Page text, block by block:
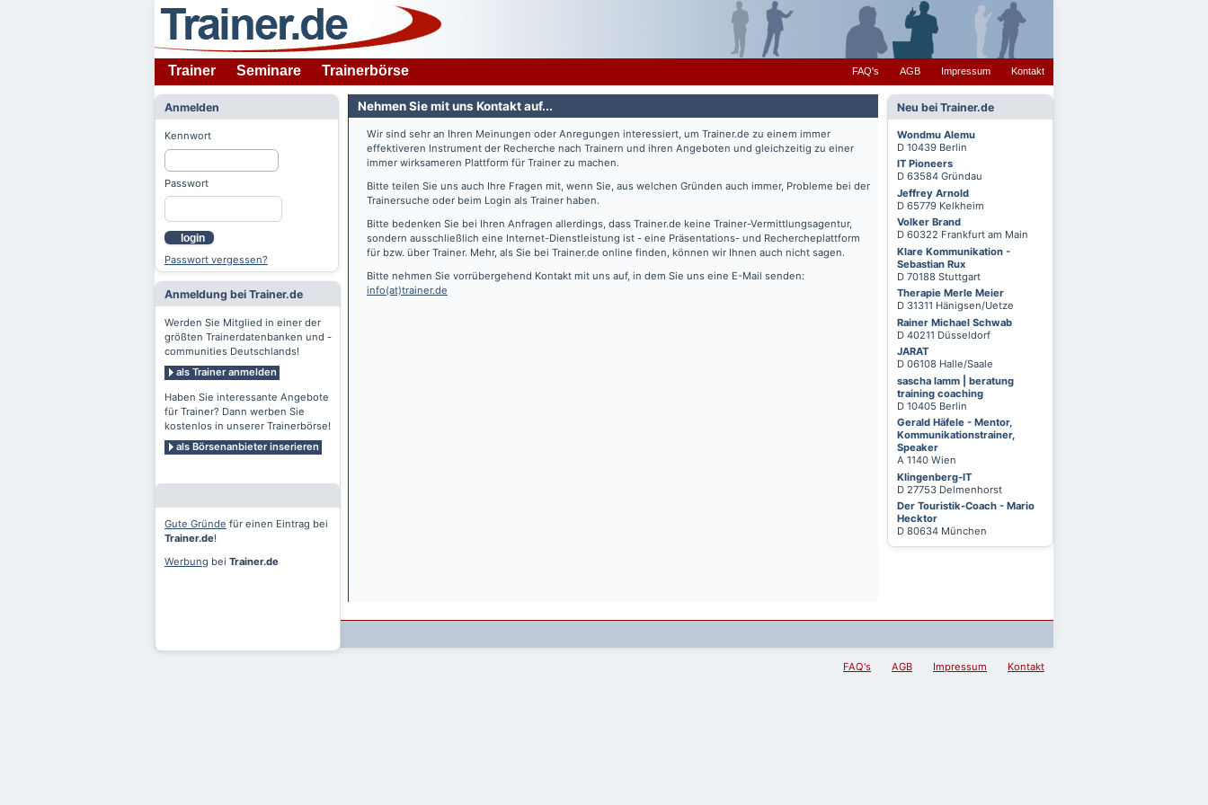
Trainer Seminare Trainerbörse FAQ's AGB Impressum Kontakt
Anmelden
Kennwort
Passwort
login
Passwort vergessen?
Anmeldung bei Trainer.de
Werden Sie Mitglied in einer der
größten Trainerdatenbanken und -
communities Deutschlands!
als Trainer anmelden
Haben Sie interessante Angebote
für Trainer? Dann werben Sie
kostenlos in unserer Trainerbörse!
als Börsenanbieter inserieren
Gute Gründe für einen Eintrag bei
Trainer.de!
Werbung bei Trainer.de
Neu bei Trainer.de
Wondmu Alemu
D 10439 Berlin
IT Pioneers
D 63584 Gründau
Jeffrey Arnold
D 65779 Kelkheim
Volker Brand
D 60322 Frankfurt am Main
Klare Kommunikation -
Sebastian Rux
D 70188 Stuttgart
Therapie Merle Meier
D 31311 Hänigsen/Uetze
Rainer Michael Schwab
D 40211 Düsseldorf
JARAT
D 06108 Halle/Saale
sascha lamm | beratung
training coaching
D 10405 Berlin
Gerald Häfele - Mentor,
Kommunikationstrainer,
Speaker
A 1140 Wien
Klingenberg-IT
D 27753 Delmenhorst
Der Touristik-Coach - Mario
Hecktor
D 80634 München
Nehmen Sie mit uns Kontakt auf...
Wir sind sehr an Ihren Meinungen oder Anregungen interessiert, um Trainer.de zu einem immer
effektiveren Instrument der Recherche nach Trainern und ihren Angeboten und gleichzeitig zu einer
immer wirksameren Plattform für Trainer zu machen.
Bitte teilen Sie uns auch Ihre Fragen mit, wenn Sie, aus welchen Gründen auch immer, Probleme bei der
Trainersuche oder beim Login als Trainer haben.
Bitte bedenken Sie bei Ihren Anfragen allerdings, dass Trainer.de keine Trainer-Vermittlungsagentur,
sondern ausschließlich eine Internet-Dienstleistung ist - eine Präsentations- und Rechercheplattform
für bzw. über Trainer. Mehr, als Sie bei Trainer.de online finden, können wir Ihnen auch nicht sagen.
Bitte nehmen Sie vorrübergehend Kontakt mit uns auf, in dem Sie uns eine E-Mail senden:
info(at)trainer.de
FAQ's AGB Impressum Kontakt